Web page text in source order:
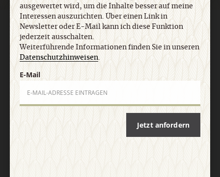
AGB und Widerrufsbelehrung Datenschutz
Barrierefreiheit
ausgewertet wird, um die Inhalte besser auf meine
Interessen auszurichten. Über einen Link in
Newsletter oder E-Mail kann ich diese Funktion
jederzeit ausschalten.
Weiterführende Informationen finden Sie in unseren
Datenschutzhinweisen.
E-Mail
Jetzt anfordern